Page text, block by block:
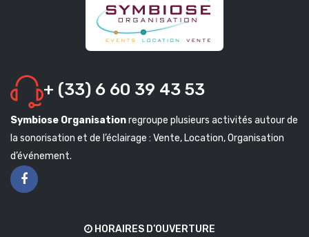
+ (33) 6 60 39 43 53
Symbiose Organisationregroupe plusieurs activités autour de
la sonorisation et de l’éclairage : Vente, Location, Organisation
d’événement.
HORAIRES D’OUVERTURE